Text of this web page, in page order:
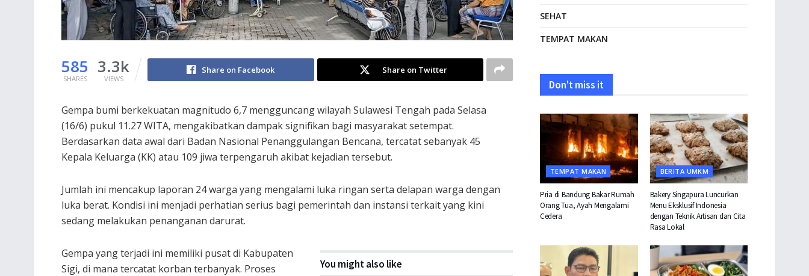
585
SHARES
3.3k
VIEWS
Share on Facebook Share on Twitter
Gempa bumi berkekuatan magnitudo 6,7 mengguncang wilayah Sulawesi Tengah pada Selasa
(16/6) pukul 11.27 WITA, mengakibatkan dampak signifikan bagi masyarakat setempat.
Berdasarkan data awal dari Badan Nasional Penanggulangan Bencana, tercatat sebanyak 45
Kepala Keluarga (KK) atau 109 jiwa terpengaruh akibat kejadian tersebut.
Jumlah ini mencakup laporan 24 warga yang mengalami luka ringan serta delapan warga dengan
luka berat. Kondisi ini menjadi perhatian serius bagi pemerintah dan instansi terkait yang kini
sedang melakukan penanganan darurat.
You might also like
Gempa yang terjadi ini memiliki pusat di Kabupaten
Sigi, di mana tercatat korban terbanyak. Proses
SEHAT
TEMPAT MAKAN
Don't miss it
TEMPAT MAKAN
Pria di Bandung Bakar Rumah
Orang Tua, Ayah Mengalami
Cedera
BERITA UMKM
Bakery Singapura Luncurkan
Menu Eksklusif Indonesia
dengan Teknik Artisan dan Cita
Rasa Lokal